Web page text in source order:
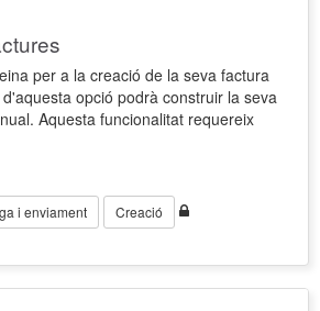
per a la creació de la seva factura
opció podrà construir la seva
Aquesta funcionalitat requereix
i enviament Creació